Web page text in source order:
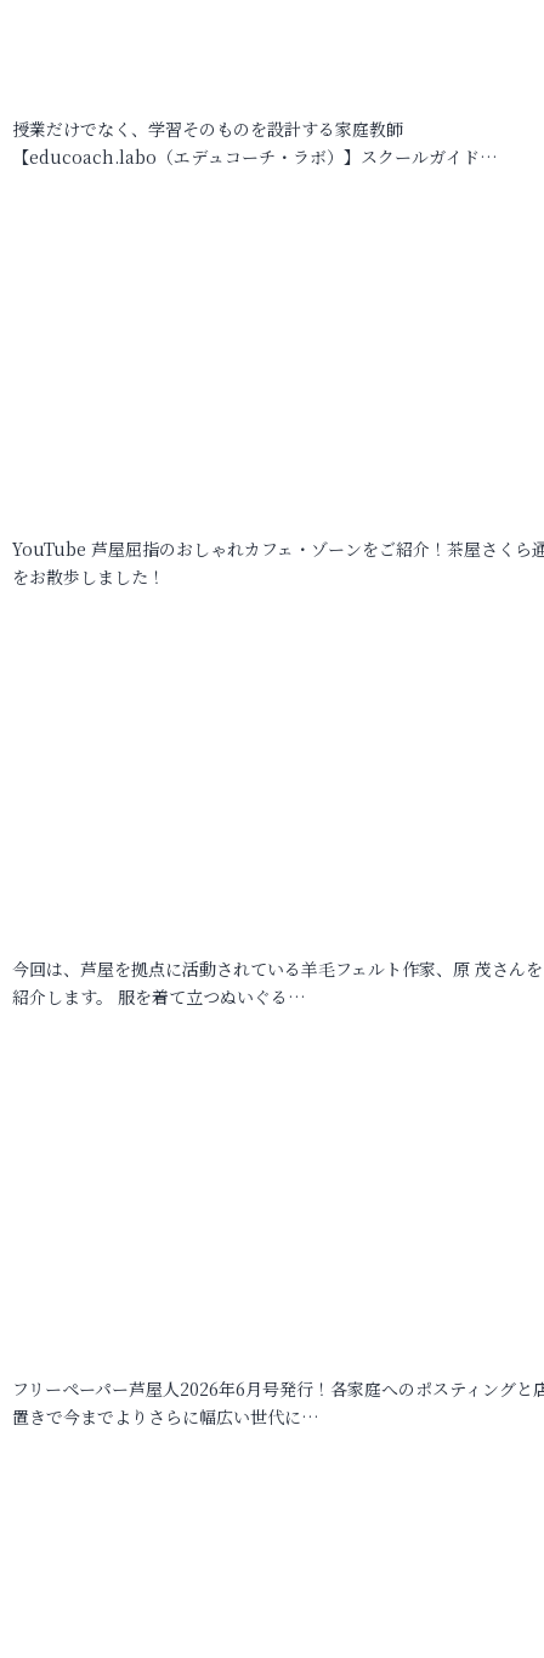
授業だけでなく、学習そのものを設計する家庭教師
【educoach.labo（エデュコーチ・ラボ）】スクールガイド…
YouTube 芦屋屈指のおしゃれカフェ・ゾーンをご紹介！茶屋さくら
をお散歩しました！
今回は、芦屋を拠点に活動されている羊毛フェルト作家、原 茂さん
紹介します。 服を着て立つぬいぐる…
フリーペーパー芦屋人2026年6月号発行！各家庭へのポスティングと
置きで今までよりさらに幅広い世代に…